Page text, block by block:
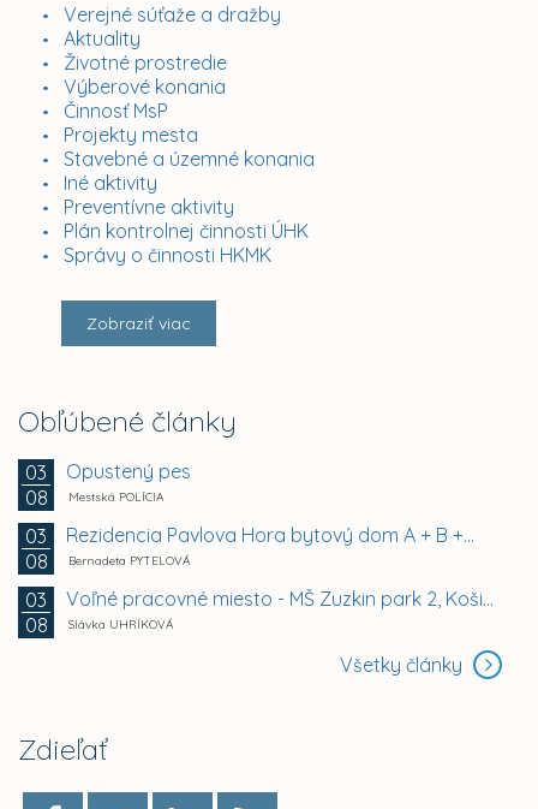
Verejné súťaže a dražby
Aktuality
Životné prostredie
Výberové konania
Činnosť MsP
Projekty mesta
Stavebné a územné konania
Iné aktivity
Preventívne aktivity
Plán kontrolnej činnosti ÚHK
Správy o činnosti HKMK
Zobraziť viac
Obľúbené články
03
08
Opustený pes
Mestská POLÍCIA
03
08
Rezidencia Pavlova Hora bytový dom A + B +...
Bernadeta PYTELOVÁ
03
08
Voľné pracovné miesto - MŠ Zuzkin park 2, Košice -...
Slávka UHRÍKOVÁ
Všetky články
Zdieľať